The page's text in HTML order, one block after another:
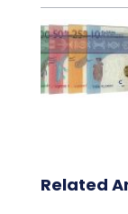
Related